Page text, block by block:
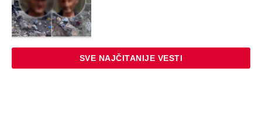
SVE NAJČITANIJE VESTI